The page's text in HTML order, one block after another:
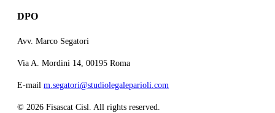
DPO
Avv. Marco Segatori
Via A. Mordini 14, 00195 Roma
E-mail m.segatori@studiolegaleparioli.com
© 2026 Fisascat Cisl. All rights reserved.